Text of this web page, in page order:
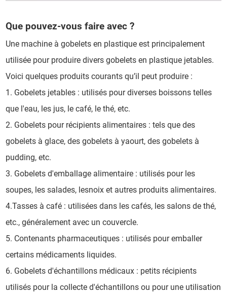
Que pouvez-vous faire avec ?
Une machine à gobelets en plastique est principalement
utilisée pour produire divers gobelets en plastique jetables.
Voici quelques produits courants qu’il peut produire :
1. Gobelets jetables : utilisés pour diverses boissons telles
que l'eau, les jus, le café, le thé, etc.
2. Gobelets pour récipients alimentaires : tels que des
gobelets à glace, des gobelets à yaourt, des gobelets à
pudding, etc.
3. Gobelets d'emballage alimentaire : utilisés pour les
soupes, les salades, lesnoix et autres produits alimentaires.
4.Tasses à café : utilisées dans les cafés, les salons de thé,
etc., généralement avec un couvercle.
5. Contenants pharmaceutiques : utilisés pour emballer
certains médicaments liquides.
6. Gobelets d'échantillons médicaux : petits récipients
utilisés pour la collecte d'échantillons ou pour une utilisation